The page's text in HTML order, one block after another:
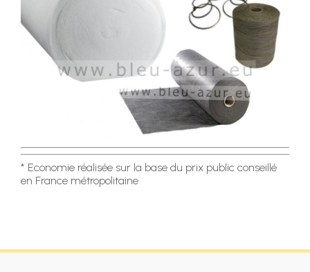
* Economie réalisée sur la base du prix public conseillé
en France métropolitaine